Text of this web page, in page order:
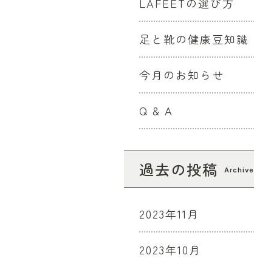
足と靴の健康豆知識
今月のお知らせ
Q & A
過去の投稿 Archive
2023年11月
2023年10月